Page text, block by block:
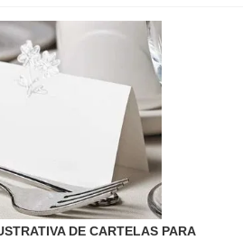
DE CARTELAS PARA